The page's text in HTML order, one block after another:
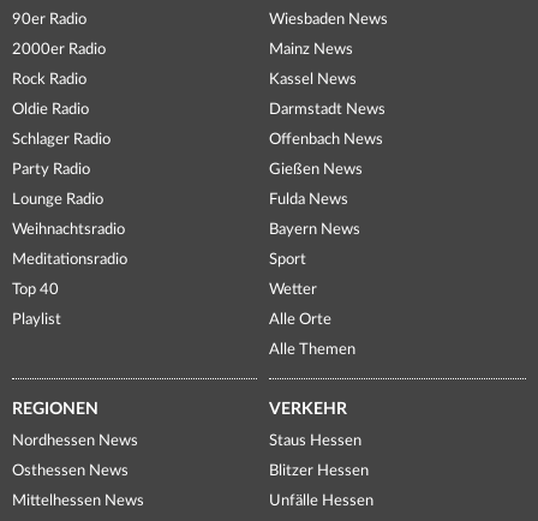
90er Radio
2000er Radio
Rock Radio
Oldie Radio
Schlager Radio
Party Radio
Lounge Radio
Weihnachtsradio
Meditationsradio
Top 40
Playlist
Wiesbaden News
Mainz News
Kassel News
Darmstadt News
Offenbach News
Gießen News
Fulda News
Bayern News
Sport
Wetter
Alle Orte
Alle Themen
REGIONEN
Nordhessen News
Osthessen News
Mittelhessen News
VERKEHR
Staus Hessen
Blitzer Hessen
Unfälle Hessen